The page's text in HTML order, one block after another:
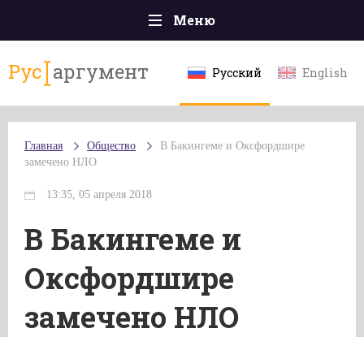
Меню
Политика
Общество
Наука и технологии
Культура
Эксклюзивы
Рус аргумент Русский English
Главная Общество
В Бакингеме и Оксфордшире
замечено НЛО
13:35, 05 апреля 2018
В Бакингеме и
Оксфордшире
замечено НЛО